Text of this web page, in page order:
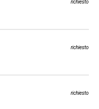
richiesto
richiesto
richiesto